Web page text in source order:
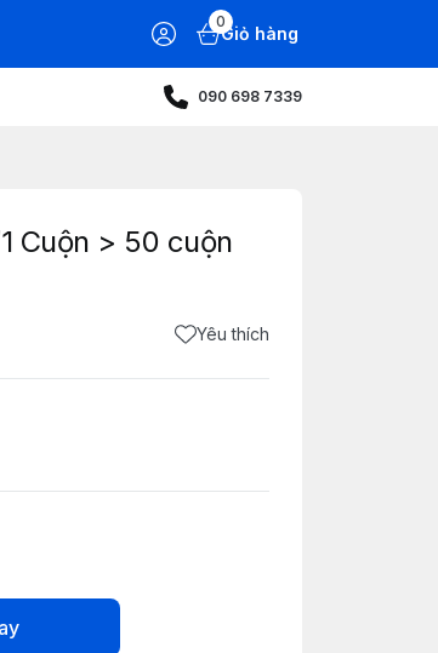
0
Giỏ hàng
090 698 7339
Cuộn > 50 cuộn
Yêu thích